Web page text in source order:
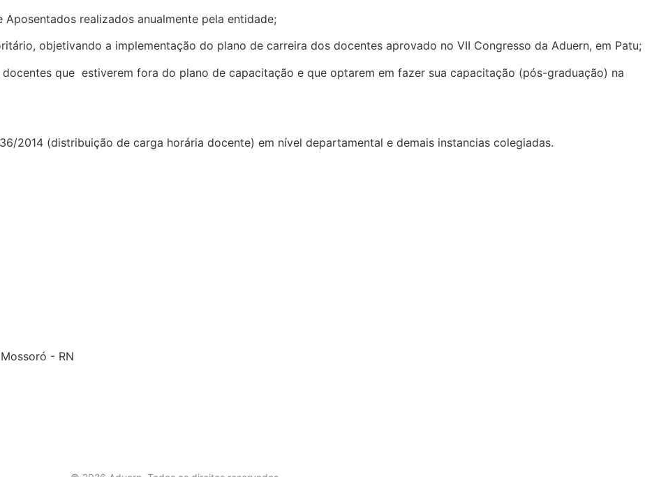
realizados anualmente pela entidade;
objetivando a implementação do plano de carreira dos docentes aprovado no VII Congresso da Aduern, em Patu;
que estiverem fora do plano de capacitação e que optarem em fazer sua capacitação (pós-graduação) na
2014 (distribuição de carga horária docente) em nível departamental e demais instancias colegiadas.
- RN